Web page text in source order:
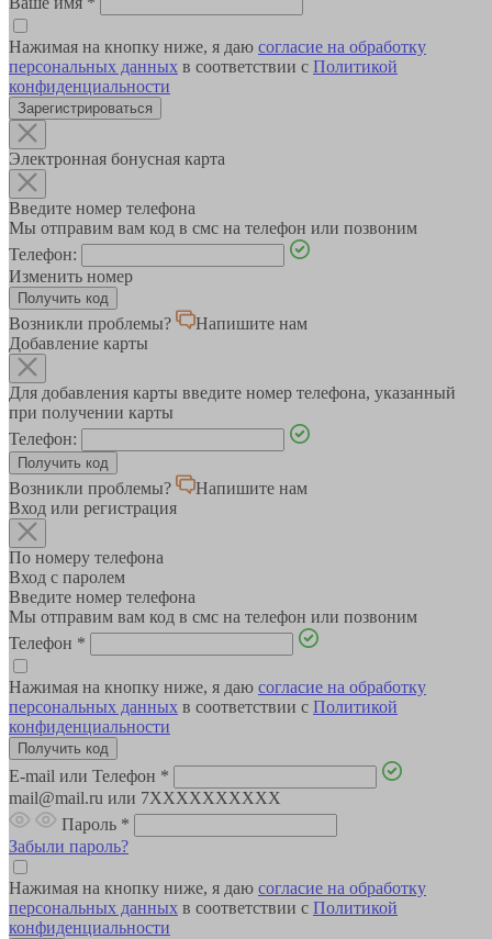
Нажимая на кнопку ниже, я даю согласие на обработку
персональных данных в соответствии с Политикой
конфиденциальности
Зарегистрироваться
Электронная бонусная карта
Введите номер телефона
Мы отправим вам код в смс на телефон или позвоним
Телефон:
Изменить номер
Возникли проблемы?
Напишите нам
Добавление карты
Для добавления карты введите номер телефона, указанный
при получении карты
Телефон:
Возникли проблемы?
Напишите нам
Вход или регистрация
По номеру телефона
Вход с паролем
Введите номер телефона
Мы отправим вам код в смс на телефон или позвоним
Телефон *
Нажимая на кнопку ниже, я даю согласие на обработку
персональных данных в соответствии с Политикой
конфиденциальности
E-mail или Телефон *
mail@mail.ru или 7XXXXXXXXXX
Пароль *
Забыли пароль?
Нажимая на кнопку ниже, я даю согласие на обработку
персональных данных в соответствии с Политикой
конфиденциальности